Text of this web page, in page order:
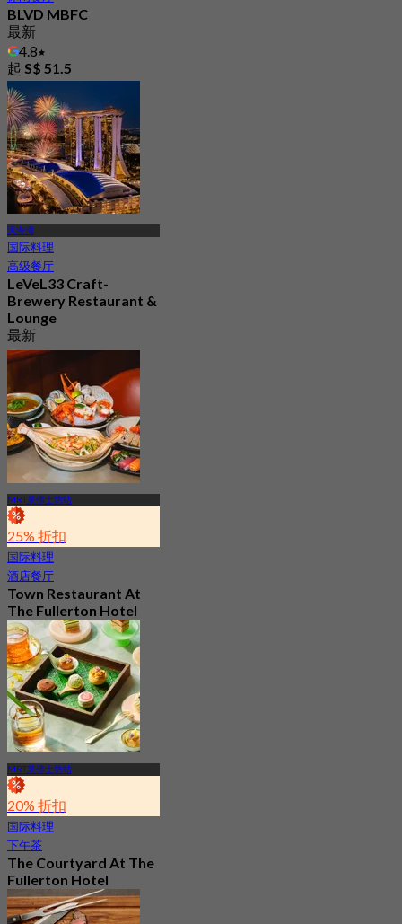
BLVD MBFC
最新
4.8
起 S$ 51.5
滨海湾
国际料理
高级餐厅
LeVeL33 Craft-
Brewery Restaurant &
Lounge
最新
4.4
S$ 248
MRT莱佛士坊站
25% 折扣
国际料理
酒店餐厅
Town Restaurant At
The Fullerton Hotel
Singapore
4.3
831 已预订
起S$ 52.76
MRT莱佛士坊站
20% 折扣
国际料理
下午茶
The Courtyard At The
Fullerton Hotel
Singapore
最新